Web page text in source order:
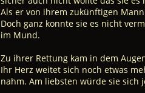
Als er von ihrem zukünftigen
Doch ganz konnte sie es nicht
im Mund.
Zu ihrer Rettung kam in dem
Ihr Herz weitet sich noch etwas
nahm. Am liebsten würde sie sich